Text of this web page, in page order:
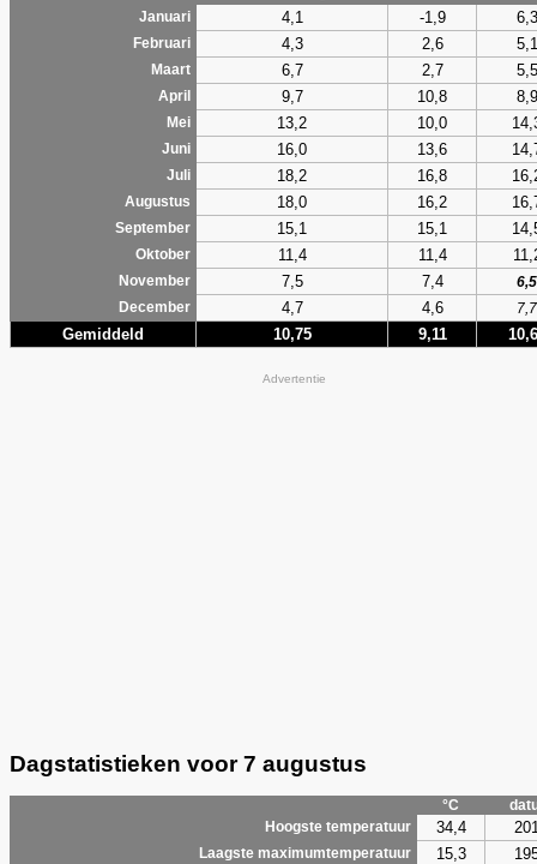
Januari
4,1 -1,9 6,3
Februari 4,3 2,6 5,1
Maart 6,7 2,7 5,5
April 9,7 10,8 8,9
Mei 13,2 10,0
Juni 16,0 13,6
Juli 18,2 16,8
Augustus 18,0 16,2
September 15,1 15,1
Oktober 11,4 11,4
November 7,5 7,4
6,5
December
4,7 4,6 7,7
Gemiddeld 10,75 9,11
Advertentie
Dagstatistieken voor 7 augustus
°C
Hoogste temperatuur
34,4
Laagste maximumtemperatuur 15,3